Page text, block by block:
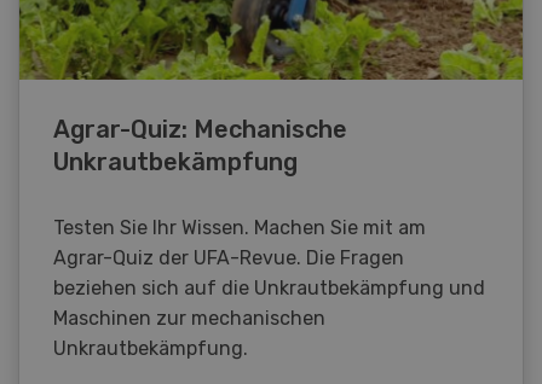
Agrar-Quiz: Mechanische
Unkrautbekämpfung
Testen Sie Ihr Wissen. Machen Sie mit am
Agrar-Quiz der UFA-Revue. Die Fragen
beziehen sich auf die Unkrautbekämpfung und
Maschinen zur mechanischen
Unkrautbekämpfung.